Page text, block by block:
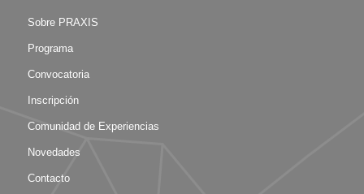
Sobre PRAXIS
Programa
Convocatoria
Inscripción
Comunidad de Experiencias
Novedades
Contacto